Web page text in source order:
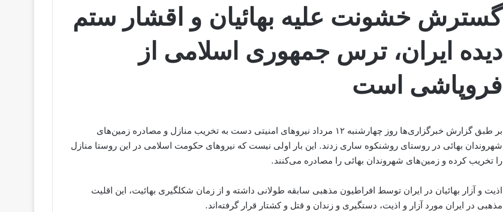
گسترش خشونت علیه بهائیان و اقشار ستم
دیده ایران، ترس جمهوری اسلامی از
فروپاشی است
بر طبق گزارش خبرگزاری‌ها روز چهارشنبه ۱۲ مرداد نیروهای امنیتی دست به تخریب منازل و مصادره زمین‌های
شهروندان بهائی در روستای روشنکوه ساری زدند. این بار اولی نیست که نیروهای حکومت اسلامی در این روستا منازل
را تخریب کرده و زمین‌های شهروندان بهائی را مصادره می‌کنند.
اذیت و آزار بهائیان در ایران توسط افراطیون مذهبی سابقه طولانی داشته و از زمان شکلگیری بهائیت، این اقلیت
مذهبی در ایران مورد آزار و اذیت، دستگیری و زندان و قتل و کشتار قرار گرفته‌اند.